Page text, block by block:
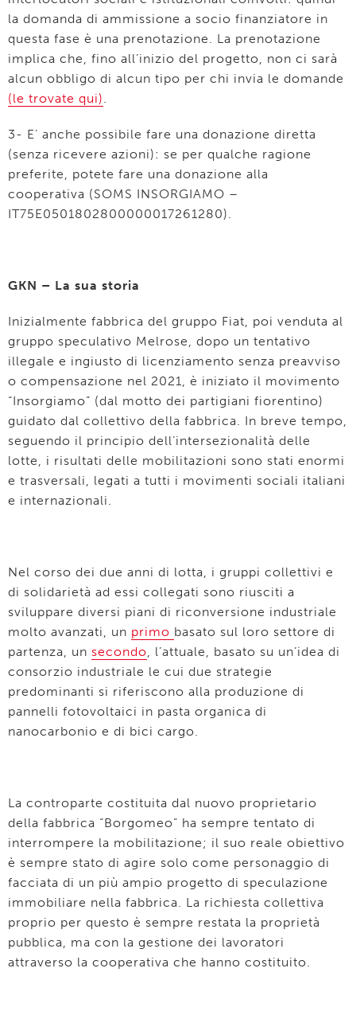
la domanda di ammissione a socio finanziatore in
questa fase è una prenotazione. La prenotazione
implica che, fino all’inizio del progetto, non ci sarà
alcun obbligo di alcun tipo per chi invia le domande
(le trovate qui)
3- E’ anche possibile fare una donazione diretta
(senza ricevere azioni): se per qualche ragione
preferite, potete fare una donazione alla
cooperativa (SOMS INSORGIAMO –
IT75E0501802800000017261280).
GKN – La sua storia
Inizialmente fabbrica del gruppo Fiat, poi venduta al
gruppo speculativo Melrose, dopo un tentativo
illegale e ingiusto di licenziamento senza preavviso
o compensazione nel 2021, è iniziato il movimento
“Insorgiamo” (dal motto dei partigiani fiorentino)
guidato dal collettivo della fabbrica. In breve tempo,
seguendo il principio dell’intersezionalità delle
lotte, i risultati delle mobilitazioni sono stati enormi
e trasversali, legati a tutti i movimenti sociali italiani
e internazionali.
Nel corso dei due anni di lotta, i gruppi collettivi e
di solidarietà ad essi collegati sono riusciti a
sviluppare diversi piani di riconversione industriale
molto avanzati, un primo basato sul loro settore di
partenza, un secondo , l’attuale, basato su un’idea di
consorzio industriale le cui due strategie
predominanti si riferiscono alla produzione di
pannelli fotovoltaici in pasta organica di
nanocarbonio e di bici cargo.
La controparte costituita dal nuovo proprietario
della fabbrica “Borgomeo” ha sempre tentato di
interrompere la mobilitazione; il suo reale obiettivo
è sempre stato di agire solo come personaggio di
facciata di un più ampio progetto di speculazione
immobiliare nella fabbrica. La richiesta collettiva
proprio per questo è sempre restata la proprietà
pubblica, ma con la gestione dei lavoratori
attraverso la cooperativa che hanno costituito.